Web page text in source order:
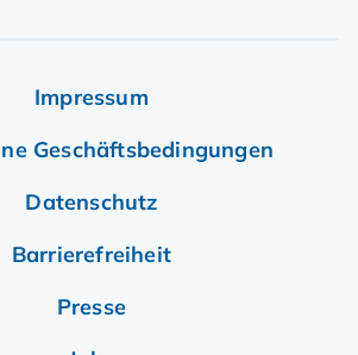
über Neuigkeiten rund um